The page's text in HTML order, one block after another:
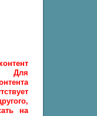
Для
на